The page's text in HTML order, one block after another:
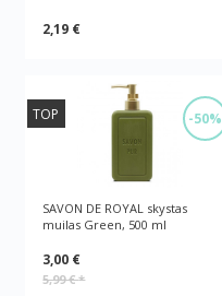
2,19 €
-50%
TOP
SAVON DE ROYAL skystas
muilas Green, 500 ml
3,00 €
5,99 €*